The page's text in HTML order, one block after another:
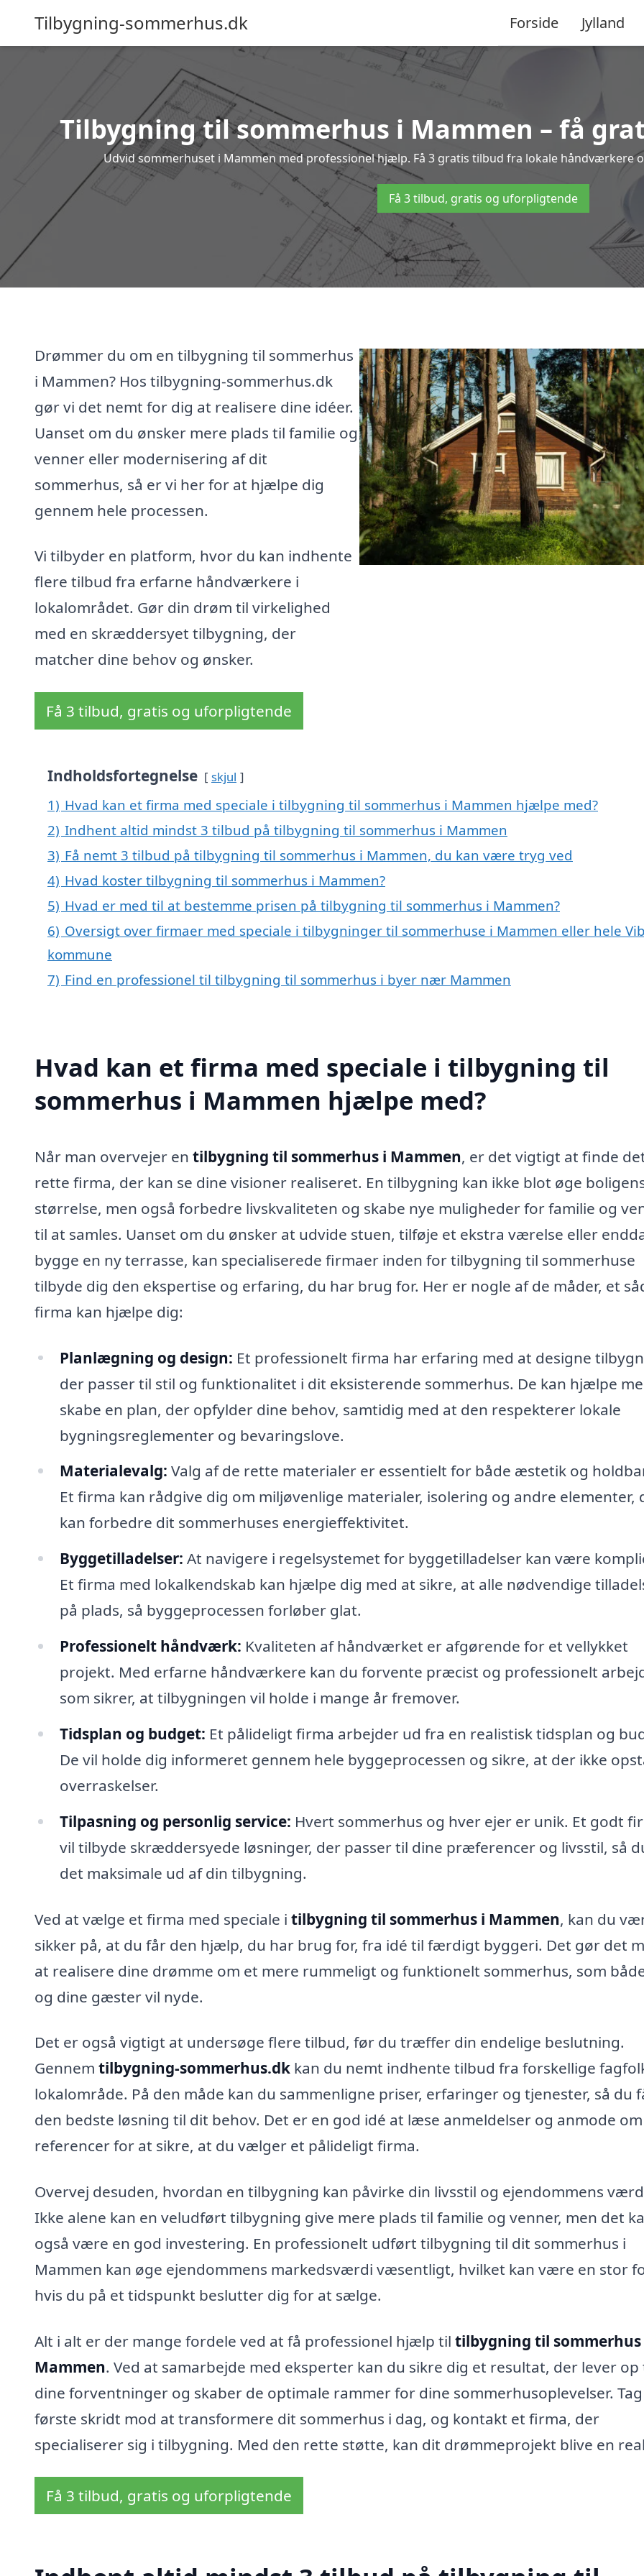
Tilbygning-sommerhus.dk Forside Jylland
Tilbygning til sommerhus i Mammen – få
Udvid sommerhuset i Mammen med professionel hjælp. Få 3 gratis tilbud fra lokale håndværkere
Få 3 tilbud, gratis og uforpligtende
Drømmer du om en tilbygning til sommerhus
i Mammen? Hos tilbygning-sommerhus.dk
gør vi det nemt for dig at realisere dine idéer.
Uanset om du ønsker mere plads til familie og
venner eller modernisering af dit
sommerhus, så er vi her for at hjælpe dig
gennem hele processen.
Vi tilbyder en platform, hvor du kan indhente
flere tilbud fra erfarne håndværkere i
lokalområdet. Gør din drøm til virkelighed
med en skræddersyet tilbygning, der
matcher dine behov og ønsker.
Få 3 tilbud, gratis og uforpligtende
Indholdsfortegnelse skjul
1) Hvad kan et firma med speciale i tilbygning til sommerhus i Mammen hjælpe med?
2) Indhent altid mindst 3 tilbud på tilbygning til sommerhus i Mammen
3) Få nemt 3 tilbud på tilbygning til sommerhus i Mammen, du kan være tryg ved
4) Hvad koster tilbygning til sommerhus i Mammen?
5) Hvad er med til at bestemme prisen på tilbygning til sommerhus i Mammen?
6) Oversigt over firmaer med speciale i tilbygninger til sommerhuse i Mammen eller hele
kommune
7) Find en professionel til tilbygning til sommerhus i byer nær Mammen
Hvad kan et firma med speciale i tilbygning til
sommerhus i Mammen hjælpe med?
Når man overvejer en tilbygning til sommerhus i Mammen, er det vigtigt at finde
rette firma, der kan se dine visioner realiseret. En tilbygning kan ikke blot øge
størrelse, men også forbedre livskvaliteten og skabe nye muligheder for familie og
til at samles. Uanset om du ønsker at udvide stuen, tilføje et ekstra værelse eller
bygge en ny terrasse, kan specialiserede firmaer inden for tilbygning til sommerhuse
tilbyde dig den ekspertise og erfaring, du har brug for. Her er nogle af de måder, et
firma kan hjælpe dig:
Planlægning og design: Et professionelt firma har erfaring med at designe
der passer til stil og funktionalitet i dit eksisterende sommerhus. De kan hjælpe
skabe en plan, der opfylder dine behov, samtidig med at den respekterer lokale
bygningsreglementer og bevaringslove.
Materialevalg: Valg af de rette materialer er essentielt for både æstetik og
Et firma kan rådgive dig om miljøvenlige materialer, isolering og andre elementer,
kan forbedre dit sommerhuses energieffektivitet.
Byggetilladelser: At navigere i regelsystemet for byggetilladelser kan være
Et firma med lokalkendskab kan hjælpe dig med at sikre, at alle nødvendige
på plads, så byggeprocessen forløber glat.
Professionelt håndværk: Kvaliteten af håndværket er afgørende for et vellykket
projekt. Med erfarne håndværkere kan du forvente præcist og professionelt
som sikrer, at tilbygningen vil holde i mange år fremover.
Tidsplan og budget: Et pålideligt firma arbejder ud fra en realistisk tidsplan og
De vil holde dig informeret gennem hele byggeprocessen og sikre, at der ikke
overraskelser.
Tilpasning og personlig service: Hvert sommerhus og hver ejer er unik. Et godt
vil tilbyde skræddersyede løsninger, der passer til dine præferencer og livsstil, så
det maksimale ud af din tilbygning.
Ved at vælge et firma med speciale i tilbygning til sommerhus i Mammen, kan du
sikker på, at du får den hjælp, du har brug for, fra idé til færdigt byggeri. Det gør det
at realisere dine drømme om et mere rummeligt og funktionelt sommerhus, som
og dine gæster vil nyde.
Det er også vigtigt at undersøge flere tilbud, før du træffer din endelige beslutning.
Gennem tilbygning-sommerhus.dk kan du nemt indhente tilbud fra forskellige
lokalområde. På den måde kan du sammenligne priser, erfaringer og tjenester, så du
den bedste løsning til dit behov. Det er en god idé at læse anmeldelser og anmode om
referencer for at sikre, at du vælger et pålideligt firma.
Overvej desuden, hvordan en tilbygning kan påvirke din livsstil og ejendommens
Ikke alene kan en veludført tilbygning give mere plads til familie og venner, men det
også være en god investering. En professionelt udført tilbygning til dit sommerhus i
Mammen kan øge ejendommens markedsværdi væsentligt, hvilket kan være en stor
hvis du på et tidspunkt beslutter dig for at sælge.
Alt i alt er der mange fordele ved at få professionel hjælp til tilbygning til sommerhus
Mammen. Ved at samarbejde med eksperter kan du sikre dig et resultat, der lever op
dine forventninger og skaber de optimale rammer for dine sommerhusoplevelser.
første skridt mod at transformere dit sommerhus i dag, og kontakt et firma, der
specialiserer sig i tilbygning. Med den rette støtte, kan dit drømmeprojekt blive en
Få 3 tilbud, gratis og uforpligtende